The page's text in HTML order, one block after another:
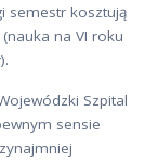
semestr kosztują
na VI roku
Szpital
sensie